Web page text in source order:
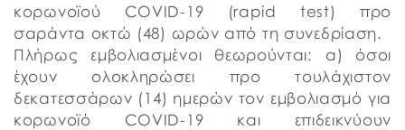
κορωνοϊού COVID-19 (rapid test) προ
σαράντα οκτώ (48) ωρών από τη συνεδρίαση.
Πλήρως εμβολιασμένοι θεωρούνται: α) όσοι
έχουν ολοκληρώσει προ τουλάχιστον
δεκατεσσάρων (14) ημερών τον εμβολιασμό για
κορωνοϊό COVID-19 και επιδεικνύουν